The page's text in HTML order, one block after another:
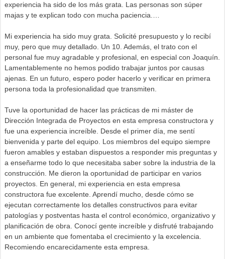
experiencia ha sido de los más grata. Las personas son súper
majas y te explican todo con mucha paciencia.…
Mi experiencia ha sido muy grata. Solicité presupuesto y lo recibí
muy, pero que muy detallado. Un 10. Además, el trato con el
personal fue muy agradable y profesional, en especial con Joaquín.
Lamentablemente no hemos podido trabajar juntos por causas
ajenas. En un futuro, espero poder hacerlo y verificar en primera
persona toda la profesionalidad que transmiten.
Tuve la oportunidad de hacer las prácticas de mi máster de
Dirección Integrada de Proyectos en esta empresa constructora y
fue una experiencia increíble. Desde el primer día, me sentí
bienvenida y parte del equipo. Los miembros del equipo siempre
fueron amables y estaban dispuestos a responder mis preguntas y
a enseñarme todo lo que necesitaba saber sobre la industria de la
construcción. Me dieron la oportunidad de participar en varios
proyectos. En general, mi experiencia en esta empresa
constructora fue excelente. Aprendí mucho, desde cómo se
ejecutan correctamente los detalles constructivos para evitar
patologías y postventas hasta el control económico, organizativo y
planificación de obra. Conocí gente increíble y disfruté trabajando
en un ambiente que fomentaba el crecimiento y la excelencia.
Recomiendo encarecidamente esta empresa.